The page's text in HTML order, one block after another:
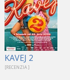
KAVEJ 2
[RECENZIA ]